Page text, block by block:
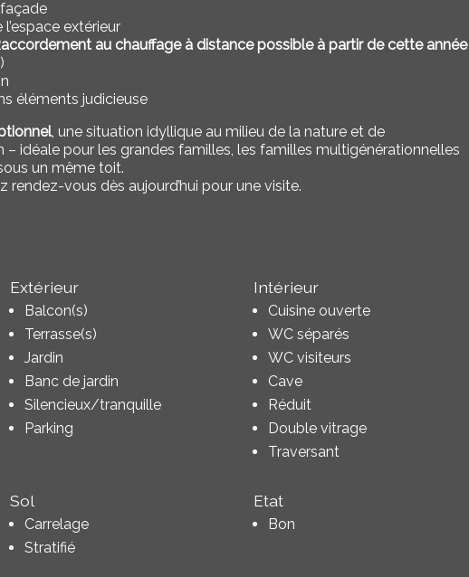
extérieur
au chauffage à distance possible à partir de cette année
éléments judicieuse
, une situation idyllique au milieu de la nature et de
– idéale pour les grandes familles, les familles multigénérationnelles
un même toit.
vous dès aujourd’hui pour une visite.
Extérieur
Balcon(s)
Terrasse(s)
Jardin
Banc de jardin
Silencieux/tranquille
Parking
Intérieur
Cuisine ouverte
WC séparés
WC visiteurs
Cave
Réduit
Double vitrage
Traversant
Sol
Carrelage
Stratifié
Etat
Bon